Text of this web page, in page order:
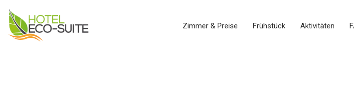
Zimmer & Preise Frühstück Aktivitäten